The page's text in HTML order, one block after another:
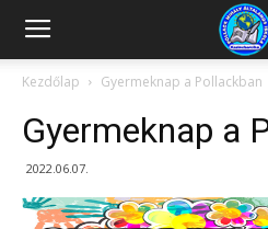
Kazincbarcikai
Pollack
Mihály
Kezdőlap Gyermeknap a Pollackban
Gyermeknap a
2022.06.07.